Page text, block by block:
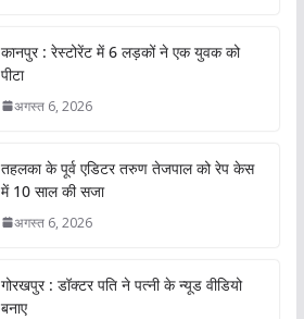
कानपुर : रेस्टोरेंट में 6 लड़कों ने एक युवक को
पीटा
अगस्त 6, 2026
तहलका के पूर्व एडिटर तरुण तेजपाल को रेप केस
में 10 साल की सजा
अगस्त 6, 2026
गोरखपुर : डॉक्टर पति ने पत्नी के न्यूड वीडियो
बनाए